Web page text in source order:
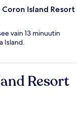
Island Resort
vain 13 minuutin
Island.
Resort